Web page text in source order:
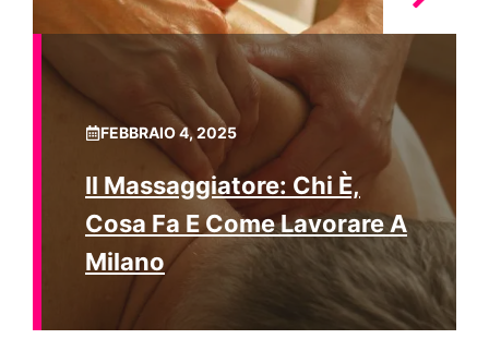
FEBBRAIO 4, 2025
Il Massaggiatore: Chi È,
Cosa Fa E Come Lavorare A
Milano